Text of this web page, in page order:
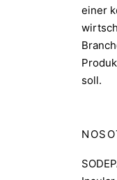
einer
soll.